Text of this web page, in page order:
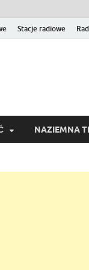
Stacje radiowe
NAZIEMNA